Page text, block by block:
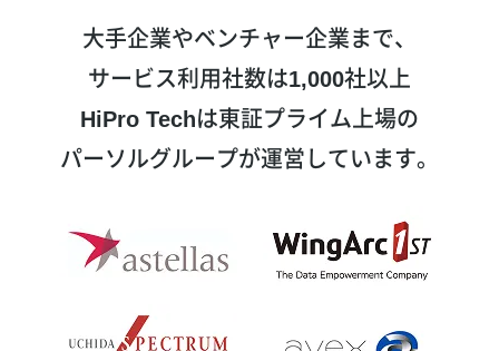
大手企業やベンチャー企業まで、
サービス利用社数は1,000社以上
HiPro Techは東証プライム上場の
パーソルグループが運営しています。